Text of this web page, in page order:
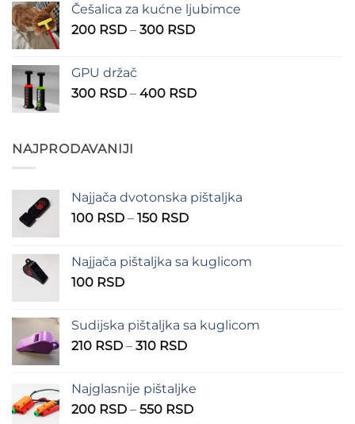
390 RSD
do
Češalica za kućne ljubimce
200 RSD – 300 RSDRaspon
do
GPU držač
300 RSD – 400 RSDRaspon
NAJPRODAVANIJI
Najjača dvotonska pištaljka
100 RSD – 150 RSDRaspon
100 RSD
Najjača pištaljka sa kuglicom
100 RSD
Sudijska pištaljka sa kuglicom
210 RSD – 310 RSDRaspon
210 RSD
do
Najglasnije pištaljke
200 RSD – 550 RSDRaspon